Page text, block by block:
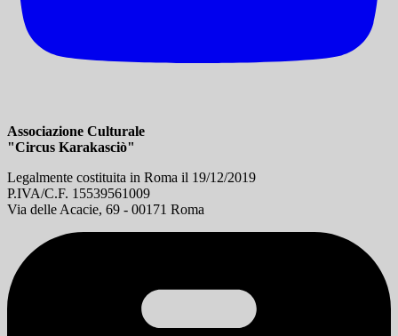
Associazione Culturale
"Circus Karakasciò"
Legalmente costituita in Roma il 19/12/2019
P.IVA/C.F. 15539561009
Via delle Acacie, 69 - 00171 Roma